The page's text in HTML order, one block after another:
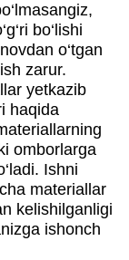
bo‘lishi
o‘tgan
zarur.
yetkazib
haqida
omborlarga
Ishni
materiallar
kelishilganligi
ishonch